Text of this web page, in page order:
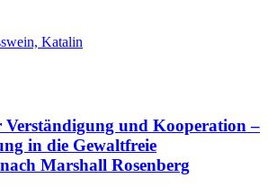
Katalin
und Kooperation –
in die Gewaltfreie
Marshall Rosenberg